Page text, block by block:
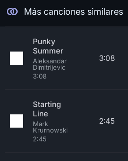
Más canciones similares
Punky
Summer
Aleksandar
Dimitrijevic
3:08
3:08
Starting
Line
Mark
Krurnowski
2:45
2:45